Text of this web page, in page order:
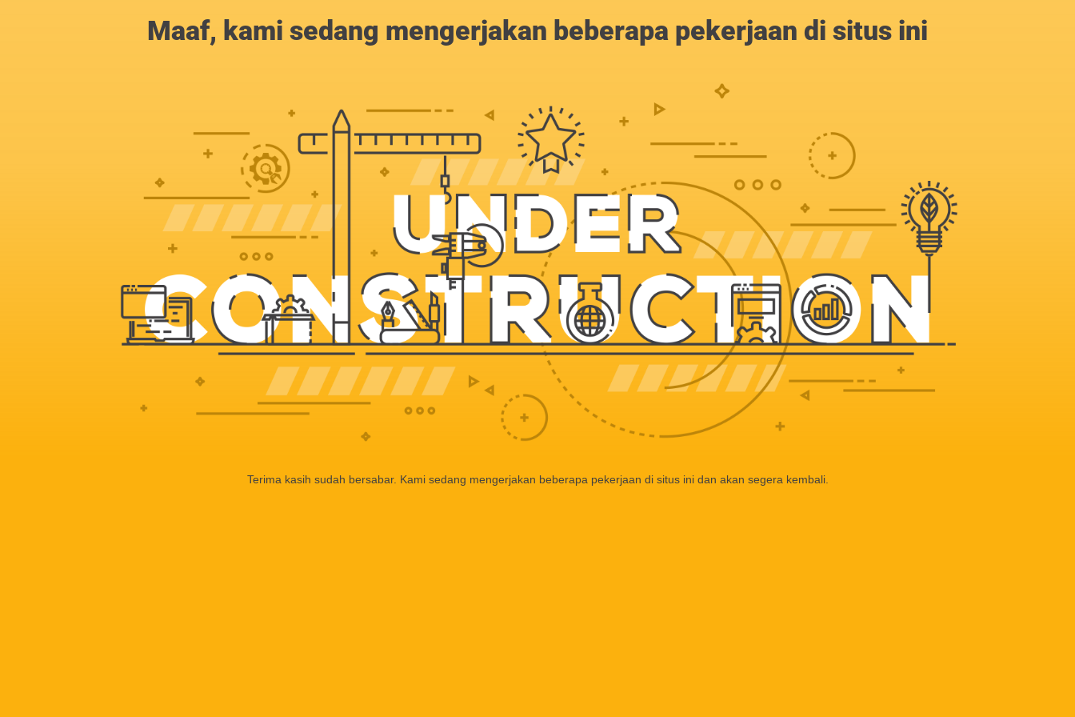
Maaf, kami sedang mengerjakan beberapa pekerjaan di situs ini
Terima kasih sudah bersabar. Kami sedang mengerjakan beberapa pekerjaan di situs ini dan akan segera kembali.